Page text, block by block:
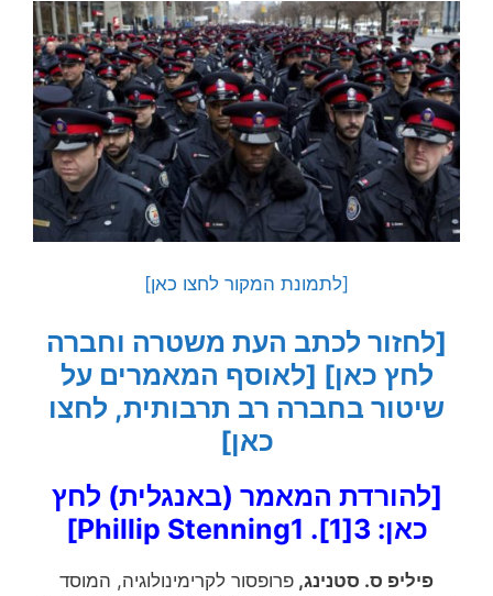
[לתמונת המקור לחצו כאן]
[לחזור לכתב העת משטרה וחברה
לחץ כאן] [לאוסף המאמרים על
שיטור בחברה רב תרבותית, לחצו
כאן]
[להורדת המאמר (באנגלית) לחץ
כאן:3[1]. Phillip Stenning1
]
פיליפ ס. סטנינג, פרופסור לקרימינולוגיה, המוסד